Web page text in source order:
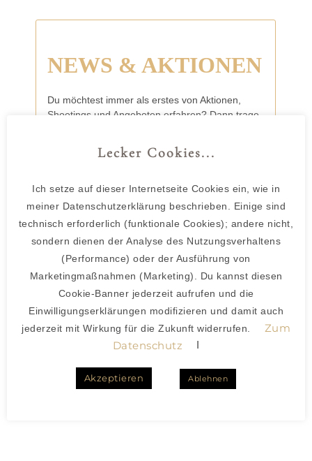
Lecker Cookies...
Ich setze auf dieser Internetseite Cookies ein, wie in
meiner Datenschutzerklärung beschrieben. Einige sind
technisch erforderlich (funktionale Cookies); andere nicht,
sondern dienen der Analyse des Nutzungsverhaltens
(Performance) oder der Ausführung von
Marketingmaßnahmen (Marketing). Du kannst diesen
Cookie-Banner jederzeit aufrufen und die
Einwilligungserklärungen modifizieren und damit auch
jederzeit mit Wirkung für die Zukunft widerrufen.
Zum
Datenschutz
I
Akzeptieren Ablehnen